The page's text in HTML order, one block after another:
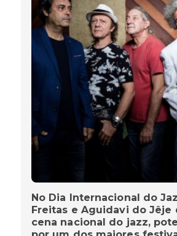
No Dia Internacional do
Freitas e Aguidavi do Jêje
cena nacional do jazz,